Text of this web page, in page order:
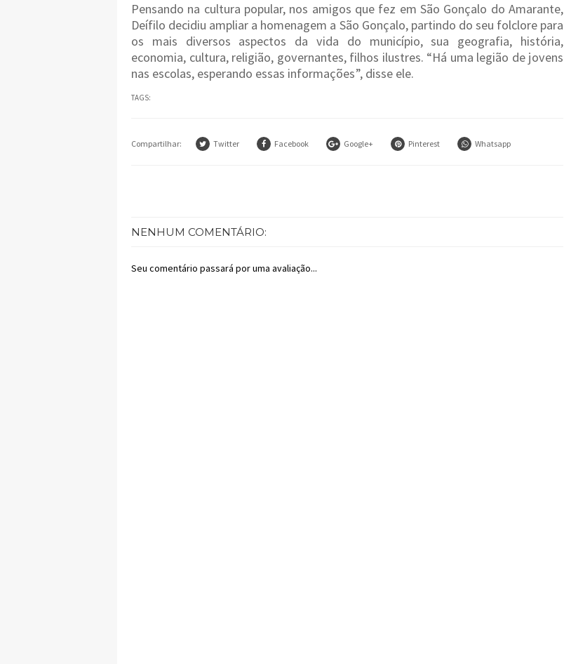
Pensando na cultura popular, nos amigos que fez em São Gonçalo do Amarante,
Deífilo decidiu ampliar a homenagem a São Gonçalo, partindo do seu folclore para
os mais diversos aspectos da vida do município, sua geografia, história,
economia, cultura, religião, governantes, filhos ilustres. “Há uma legião de jovens
nas escolas, esperando essas informações”, disse ele.
TAGS:
Compartilhar: Twitter Facebook Google+ Pinterest Whatsapp
NENHUM COMENTÁRIO:
Seu comentário passará por uma avaliação...